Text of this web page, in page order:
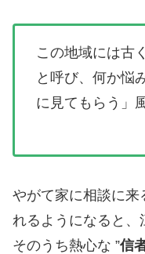
この地域には古
と呼び、何か悩
に見てもらう」
やがて家に相談に来
れるようになると、
そのうち熱心な ”信